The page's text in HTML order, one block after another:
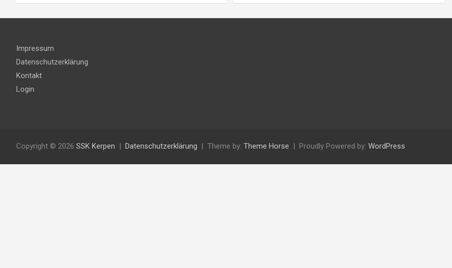
Impressum
Datenschutzerklärung
Kontakt
Login
Copyright © 2026 SSK Kerpen Datenschutzerklärung Theme by: Theme Horse Proudly Powered by: WordPress